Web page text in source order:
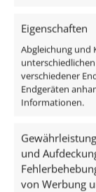
Eigenschaften
Abgleichung und
verschiedener
Endgeräten
Informationen.
und
von Werbung
5x
inkl. MwSt.